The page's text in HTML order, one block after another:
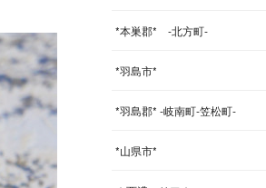
*本巣郡* -北方町-
*羽島市*
*羽島郡* -岐南町-笠松町-
*山県市*